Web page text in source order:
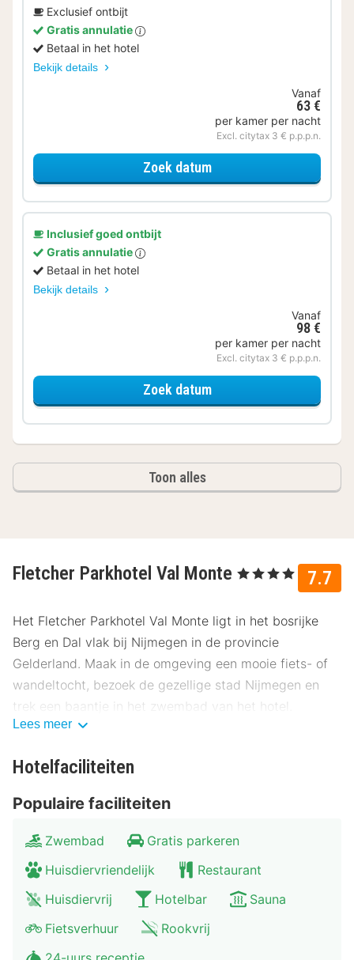
Exclusief ontbijt
Gratis annulatie
Betaal in het hotel
Bekijk details
Vanaf
63 €
per kamer per nacht
Excl. citytax 3 € p.p.p.n.
Zoek datumvoor OTA -
Inclusief goed ontbijt
Gratis annulatie
Betaal in het hotel
Bekijk details
Vanaf
98 €
per kamer per nacht
Excl. citytax 3 € p.p.p.n.
Zoek datumvoor Comfort
Toon alles
7.7
Fletcher Parkhotel Val Monte , 4 Sterren
Het Fletcher Parkhotel Val Monte ligt in het bosrijke
Berg en Dal vlak bij Nijmegen in de provincie
Gelderland. Maak in de omgeving een mooie fiets- of
wandeltocht, bezoek de gezellige stad Nijmegen en
trek een baantje in het zwembad van het hotel.
Fletcher Parkhotel Val Monte beschikt over stijlvol
een televisie, radio, kluisje en een badkamer met een
bad en/of douche, toilet en föhn. Start je dag met een
uitgebreid ontbijt in brasserie LaBrasse. ’s Middags en
’s avonds kunt je hier tevens genieten van Frans
georiënteerde maaltijden. Het sfeervolle Fletcher
Parkhotel Val Monte beschikt over diverse
hotelfaciliteiten voor een aangenaam verblijf. Ter
Lees meer
Hotelfaciliteiten
Populaire faciliteiten
Zwembad
Gratis parkeren
Huisdiervriendelijk
Restaurant
Huisdiervrij
Hotelbar
Sauna
Fietsverhuur
Rookvrij